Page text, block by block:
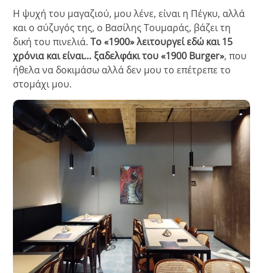
Η ψυχή του μαγαζιού, μου λένε, είναι η Πέγκυ, αλλά
και ο σύζυγός της, ο Βασίλης Τουμαράς, βάζει τη
δική του πινελιά.Το «1900» λειτουργεί εδώ και 15
χρόνια και είναι… ξαδελφάκι του «1900 Burger», που
ήθελα να δοκιμάσω αλλά δεν μου το επέτρεπε το
στομάχι μου.